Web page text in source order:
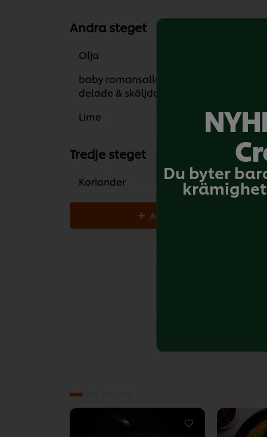
Andra steget
Olja
baby romansallad,
delade & sköljda
Lime 1
Tredje steget
Koriander
Add all to cart
Du byter